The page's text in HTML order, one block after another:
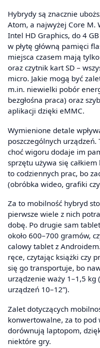
Hybrydy są znacznie
Atom, a najwyżej Core M.
Intel HD Graphics, do 4
w płytę główną pamięci
miejsca czasem mają
oraz czytnik kart SD –
micro. Jakie mogą być
m.in. niewielki pobór
bezgłośna praca) oraz
aplikacji dzięki eMMC.
Wymienione detale
poszczególnych urządzeń.
choć wigoru dodaje im
sprzętu używa się
to codziennych prac, bo
(obróbka wideo, grafiki
Za to mobilność hybryd
pierwsze wiele z nich
dobę. Po drugie sam
około 600–700 gramów,
calowy tablet z
ręce, czytając książki czy
się go transportuje, bo
urządzenie waży 1–1,5
urządzeń 10–12”).
Zalet dotyczących
konwertowalne, za to pod
dorównują laptopom,
niektóre gry.